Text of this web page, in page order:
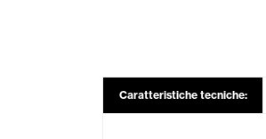
Caratteristiche tecniche: